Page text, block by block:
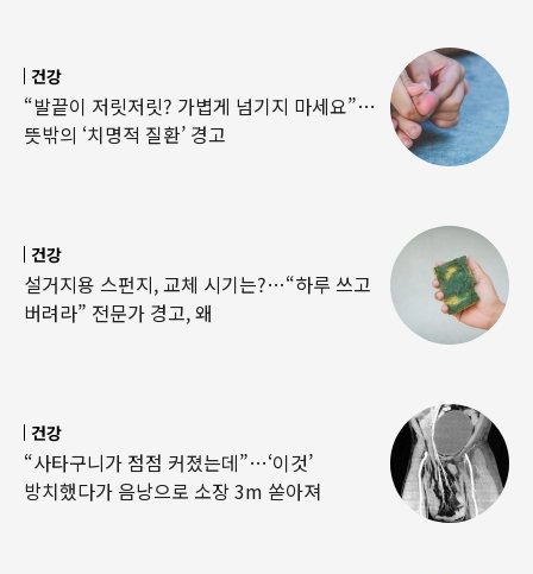
건강
“발끝이 저릿저릿? 가볍게 넘기지 마세요”…
뜻밖의 ‘치명적 질환’ 경고
건강
설거지용 스펀지, 교체 시기는?…“하루 쓰고
버려라” 전문가 경고, 왜
건강
“사타구니가 점점 커졌는데”…‘이것’
방치했다가 음낭으로 소장 3m 쏟아져